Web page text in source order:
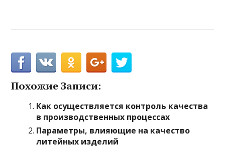
Похожие Записи:
Как осуществляется контроль качества
в производственных процессах
Параметры, влияющие на качество
литейных изделий